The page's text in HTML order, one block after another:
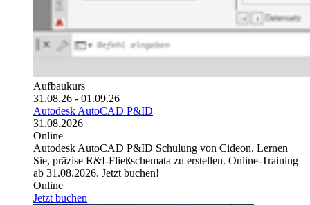
Aufbaukurs
31.08.26 - 01.09.26
Autodesk AutoCAD P&ID
31.08.2026
Online
Autodesk AutoCAD P&ID Schulung von Cideon. Lernen
Sie, präzise R&I-Fließschemata zu erstellen. Online-Training
ab 31.08.2026. Jetzt buchen!
Online
Jetzt buchen